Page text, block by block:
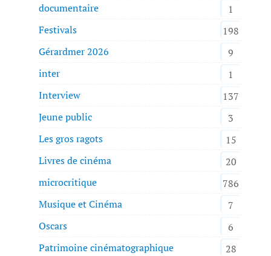
documentaire
1
Festivals
198
Gérardmer 2026
9
inter
1
Interview
137
Jeune public
3
Les gros ragots
15
Livres de cinéma
20
microcritique
786
Musique et Cinéma
7
Oscars
6
Patrimoine cinématographique
28